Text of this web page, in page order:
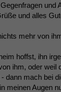
und
und alles
mehr von
hoffst, ihn
ihm, oder weil
dann mach bei
meinen Augen